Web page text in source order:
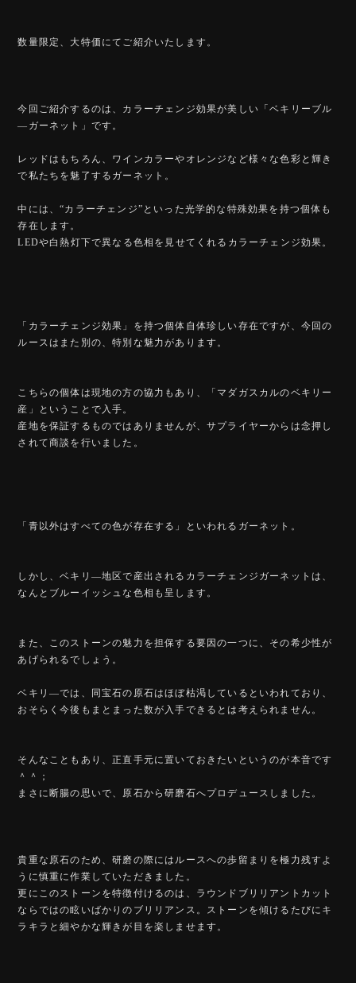
数量限定、大特価にてご紹介いたします。
今回ご紹介するのは、カラーチェンジ効果が美しい「ベキリーブル
―ガーネット」です。
レッドはもちろん、ワインカラーやオレンジなど様々な色彩と輝き
で私たちを魅了するガーネット。
中には、“カラーチェンジ”といった光学的な特殊効果を持つ個体も
存在します。
LEDや白熱灯下で異なる色相を見せてくれるカラーチェンジ効果。
「カラーチェンジ効果」を持つ個体自体珍しい存在ですが、今回の
ルースはまた別の、特別な魅力があります。
こちらの個体は現地の方の協力もあり、「マダガスカルのベキリー
産」ということで入手。
産地を保証するものではありませんが、サプライヤーからは念押し
されて商談を行いました。
「青以外はすべての色が存在する」といわれるガーネット。
しかし、ベキリ―地区で産出されるカラーチェンジガーネットは、
なんとブルーイッシュな色相も呈します。
また、このストーンの魅力を担保する要因の一つに、その希少性が
あげられるでしょう。
ベキリ―では、同宝石の原石はほぼ枯渇しているといわれており、
おそらく今後もまとまった数が入手できるとは考えられません。
そんなこともあり、正直手元に置いておきたいというのが本音です
＾＾；
まさに断腸の思いで、原石から研磨石へプロデュースしました。
貴重な原石のため、研磨の際にはルースへの歩留まりを極力残すよ
うに慎重に作業していただきました。
更にこのストーンを特徴付けるのは、ラウンドブリリアントカット
ならではの眩いばかりのブリリアンス。ストーンを傾けるたびにキ
ラキラと細やかな輝きが目を楽しませます。